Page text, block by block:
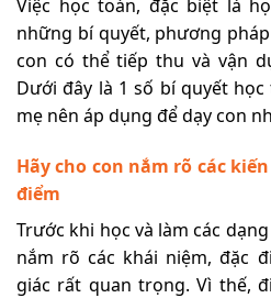
Việc học toán, đặc biệt là
những bí quyết, phương
con có thể tiếp thu và vận
Dưới đây là 1 số bí quyết
mẹ nên áp dụng để dạy con
Hãy cho con nắm rõ các
điểm
Trước khi học và làm các
nắm rõ các khái niệm, đặc
giác rất quan trọng. Vì thế,